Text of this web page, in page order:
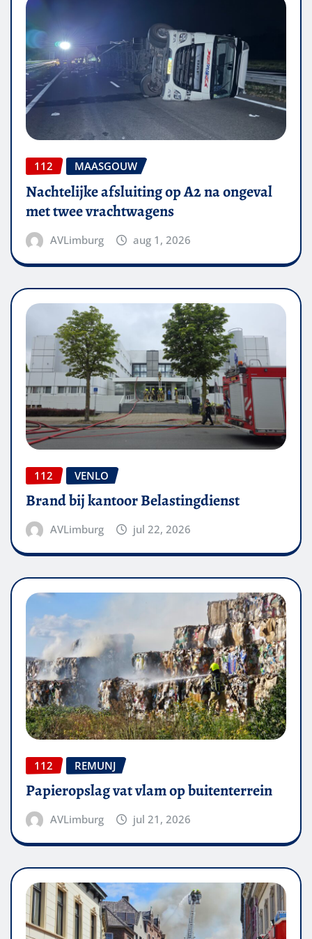
112 MAASGOUW
Nachtelijke afsluiting op A2 na ongeval
met twee vrachtwagens
AVLimburg aug 1, 2026
112 VENLO
Brand bij kantoor Belastingdienst
AVLimburg jul 22, 2026
112 REMUNJ
Papieropslag vat vlam op buitenterrein
AVLimburg jul 21, 2026